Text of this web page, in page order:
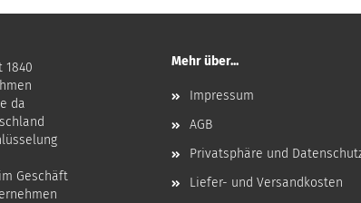
da
Geschäft
Mehr über...
Impressum
AGB
Privatsphäre und
Liefer- und Versandkosten